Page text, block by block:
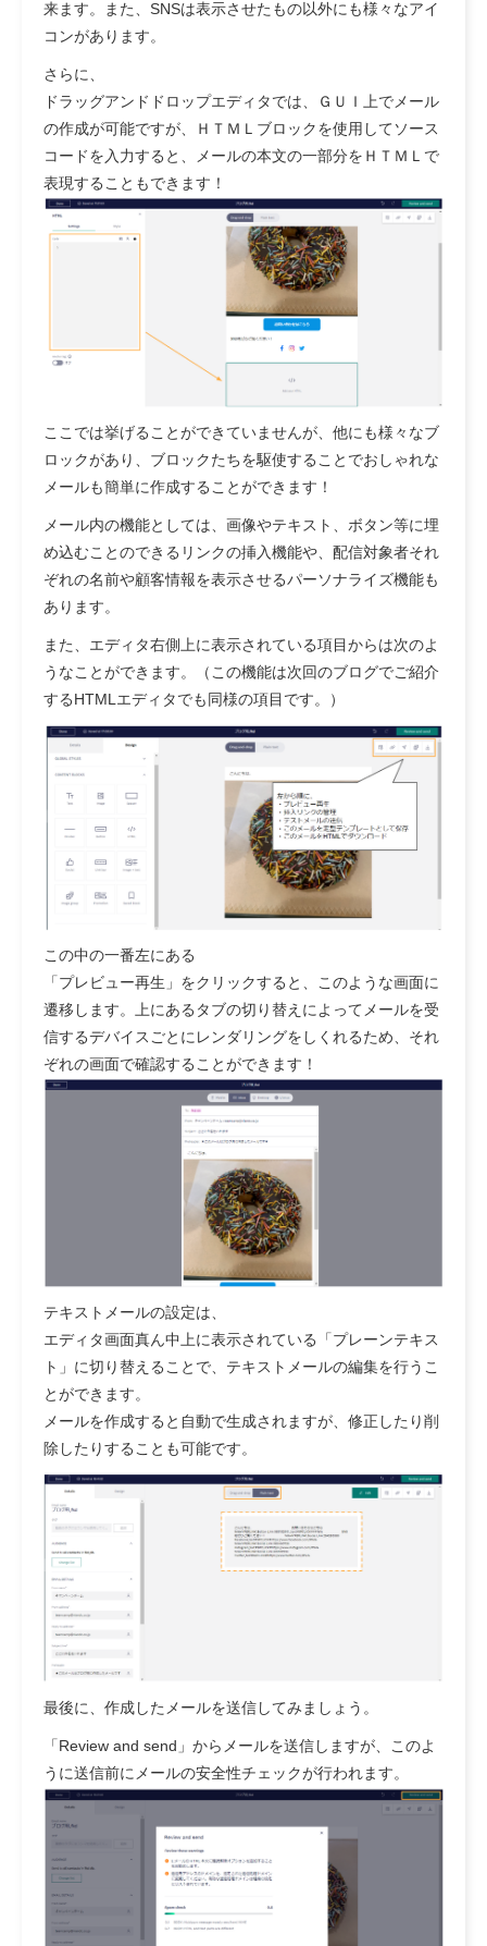
来ます。また、SNSは表示させたもの以外にも様々なアイ
コンがあります。
さらに、
ドラッグアンドドロップエディタでは、ＧＵＩ上でメール
の作成が可能ですが、ＨＴＭＬブロックを使用してソース
コードを入力すると、メールの本文の一部分をＨＴＭＬで
表現することもできます！
ここでは挙げることができていませんが、他にも様々なブ
ロックがあり、ブロックたちを駆使することでおしゃれな
メールも簡単に作成することができます！
メール内の機能としては、画像やテキスト、ボタン等に埋
め込むことのできるリンクの挿入機能や、配信対象者それ
ぞれの名前や顧客情報を表示させるパーソナライズ機能も
あります。
また、エディタ右側上に表示されている項目からは次のよ
うなことができます。（この機能は次回のブログでご紹介
するHTMLエディタでも同様の項目です。）
この中の一番左にある
「プレビュー再生」 をクリックすると、このような画面に
遷移します。上にあるタブの切り替えによってメールを受
信するデバイスごとにレンダリングをしくれるため、それ
ぞれの画面で確認することができます！
テキストメールの設定は、
エディタ画面真ん中上に表示されている「プレーンテキス
ト」に切り替えることで、テキストメールの編集を行うこ
とができます。
メールを作成すると自動で生成されますが、修正したり削
除したりすることも可能です。
最後に、作成したメールを送信してみましょう。
「Review and send」からメールを送信しますが、このよ
うに送信前にメールの安全性チェックが行われます。